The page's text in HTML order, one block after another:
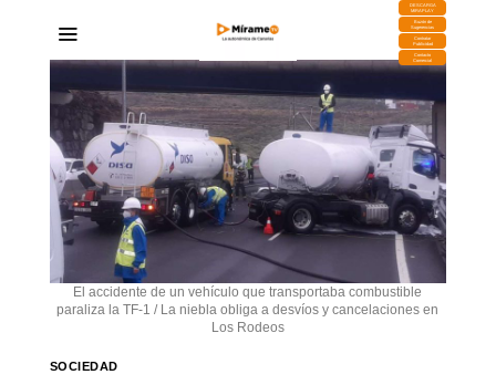
DESCARGA
MIRAPLAY
Buzón de
Sugerencias
Contratar
Publicidad
Contacto
Comercial
El accidente de un vehículo que transportaba combustible
paraliza la TF-1 / La niebla obliga a desvíos y cancelaciones en
Los Rodeos
SOCIEDAD